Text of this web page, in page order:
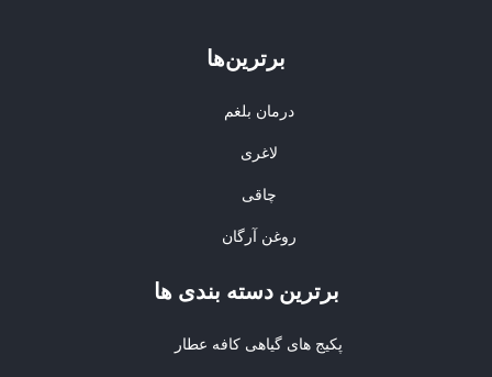
برترین‌ها
درمان بلغم
لاغری
چاقی
روغن آرگان
برترین‌ دسته بندی ها
پکیج های گیاهی کافه عطار